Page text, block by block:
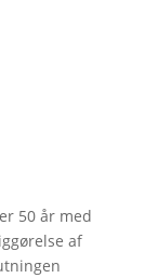
50 år med
af